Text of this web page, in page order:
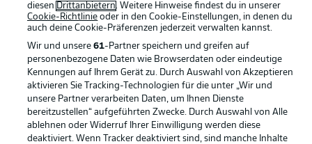
Datenschutz Nutzungsbedingungen
Kontakt Jobs
Impressum Partner
Spieler Liveticker
AGB
diesen Drittanbietern. Weitere Hinweise findest du in unserer
Cookie-Richtlinie oder in den Cookie-Einstellungen, in denen du
auch deine Cookie-Präferenzen jederzeit verwalten kannst.
Wir und unsere61-Partner speichern und greifen auf
personenbezogene Daten wie Browserdaten oder eindeutige
Kennungen auf Ihrem Gerät zu. Durch Auswahl von Akzeptieren
aktivieren Sie Tracking-Technologien für die unter „Wir und
unsere Partner verarbeiten Daten, um Ihnen Dienste
bereitzustellen“ aufgeführten Zwecke. Durch Auswahl von Alle
ablehnen oder Widerruf Ihrer Einwilligung werden diese
deaktiviert. Wenn Tracker deaktiviert sind, sind manche Inhalte